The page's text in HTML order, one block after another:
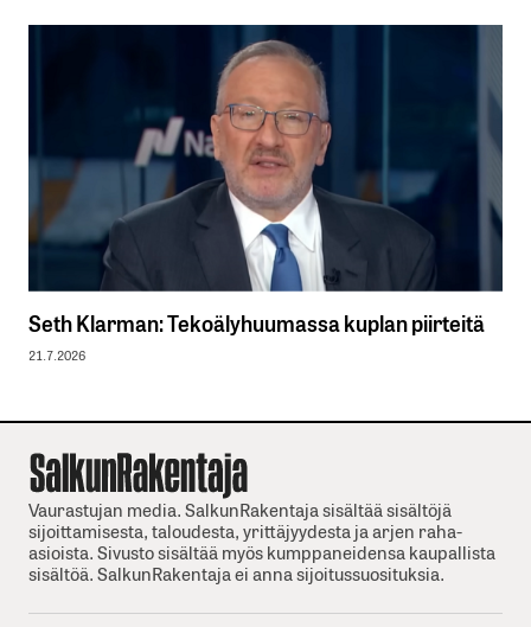
Seth Klarman: Tekoälyhuumassa kuplan piirteitä
21.7.2026
Vaurastujan media. SalkunRakentaja sisältää sisältöjä
sijoittamisesta, taloudesta, yrittäjyydesta ja arjen raha-
asioista. Sivusto sisältää myös kumppaneidensa kaupallista
sisältöä. SalkunRakentaja ei anna sijoitussuosituksia.